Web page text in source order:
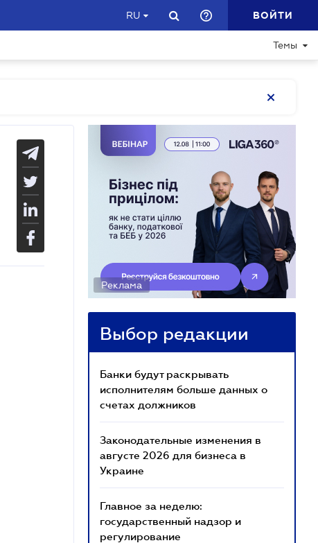
RU ВОЙТИ
Темы
Реклама
Выбор редакции
Банки будут раскрывать
исполнителям больше данных о
счетах должников
Законодательные изменения в
августе 2026 для бизнеса в
Украине
Главное за неделю:
государственный надзор и
регулирование